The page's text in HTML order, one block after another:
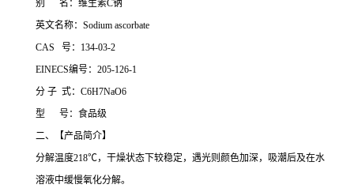
别 名：维生素C钠
英文名称：Sodium ascorbate
CAS 号：134-03-2
EINECS编号：205-126-1
分 子 式：C6H7NaO6
型 号：食品级
二、【产品简介】
分解温度218℃，干燥状态下较稳定，遇光则颜色加深，吸潮后及在水
溶液中缓慢氧化分解。